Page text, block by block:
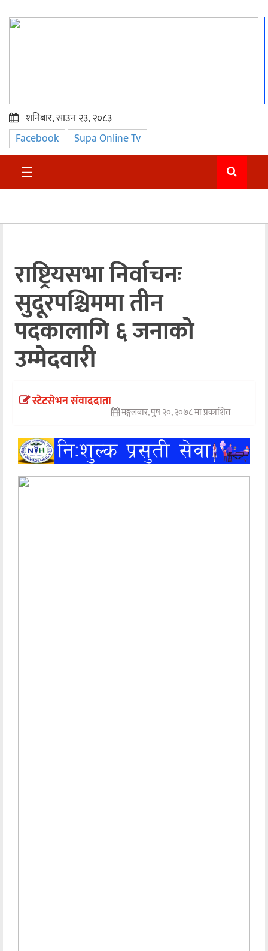
प्रमुख
समाचार
सुदुर
अन्तराष्ट्रिय
अन्तर्वार्ता
अर्थ
खेलकुद
मनोरञ्जन
शनिबार, साउन २३, २०८३
Facebook Supa Online Tv
☰
राष्ट्रियसभा निर्वाचनः
सुदूरपश्चिममा तीन
पदकालागि ६ जनाको
उम्मेदवारी
स्टेटसेभन संवाददाता
मङ्गलबार, पुष २०, २०७८ मा प्रकाशित